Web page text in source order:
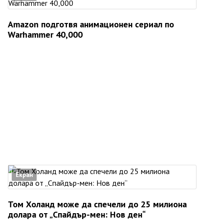
Amazon подготвя анимационен сериал по
Warhammer 40,000
Екран
Том Холанд може да спечели до 25 милиона
долара от „Спайдър-мен: Нов ден“